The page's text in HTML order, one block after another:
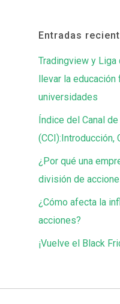
Entradas
Tradingview y Liga
llevar la
universidades
Índice del Canal
(CCI):Introducción,
¿Por qué una
división de
¿Cómo afecta la
acciones?
¡Vuelve el Black